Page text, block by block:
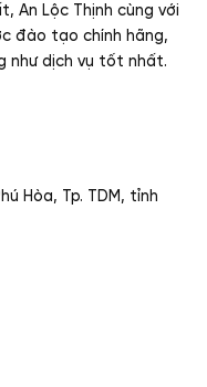
An Lộc Thịnh cùng với
đào tạo chính hãng,
như dịch vụ tốt nhất.
Hòa, Tp. TDM, tỉnh